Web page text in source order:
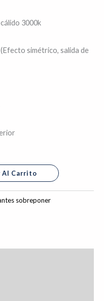
3000k
simétrico, salida de
Al Carrito
sobreponer